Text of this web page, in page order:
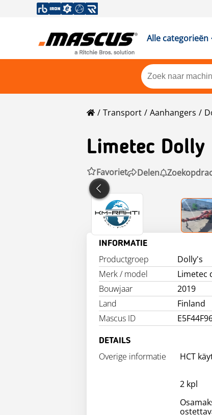
Alle categorieën
Transport Aanhangers
Limetec Dolly
Favoriet Delen
INFORMATIE
Productgroep
Dolly's
Merk / model
Limetec
Bouwjaar
2019
Land
Finland
Mascus ID
DETAILS
Overige informatie HCT
2 kpl